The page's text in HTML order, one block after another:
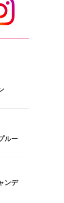
ルー
ンデ